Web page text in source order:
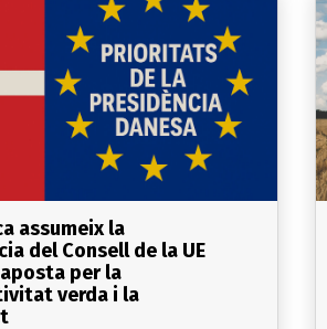
assumeix la
del Consell de la UE
per la
verda i la